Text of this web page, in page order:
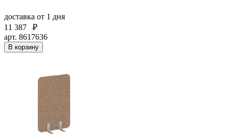
доставка от 1 дня
11 387
₽
арт. 8617636
В корзину